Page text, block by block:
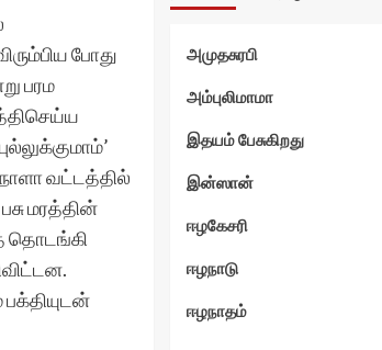
போது
பரம
வட்டத்தில்
மரத்தின்
தொடங்கி
அமுதசுரபி
அம்புலிமாமா
இதயம் பேசுகிறது
இன்ஸான்
ஈழகேசரி
ஈழநாடு
ஈழநாதம்